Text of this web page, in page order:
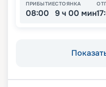
ПРИБЫТИЕ
08:00
СТОЯНКА
9 ч 00 мин